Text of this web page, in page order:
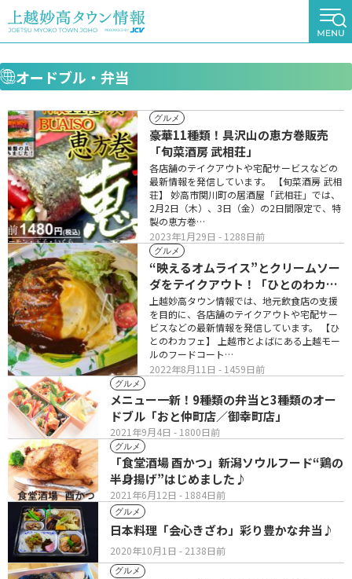
オードブル・弁当
グルメ
2023年1月29日 - 1288日前
豪華11種類！具沢山の恵方巻販売
「旬菜酒房 武相荘」
各店舗のテイクアウトや宅配サービスなどの
最新情報を発信しています。 【旬菜酒房 武相
荘】 妙高市関川町の居酒屋「武相荘」では、
2月2日（木）、3日（金）の2日間限定で、特
製の恵方巻…
グルメ
2022年8月11日 - 1459日前
“映えるオムライス”とクリームソー
ダをテイクアウト！「ひとのわカフ
ェ」
上越妙高タウン情報では、地元飲食店の支援
を目的に、各店舗のテイクアウトや宅配サー
ビスなどの最新情報を発信しています。 【ひ
とのわカフェ】 上越市とよばにある上越モー
ルのフードコート…
グルメ
2021年9月4日 - 1800日前
メニュー一新！9種類の弁当と3種類のオー
ドブル「おと仲町店／御幸町店」
グルメ
2021年6月12日 - 1884日前
「食堂酒場 酉かつ」新潟ソウルフード“鶏の
半身揚げ”はじめました♪
グルメ
2020年10月1日 - 2138日前
日本料理「会心きざわ」彩り豊かな弁当♪
グルメ